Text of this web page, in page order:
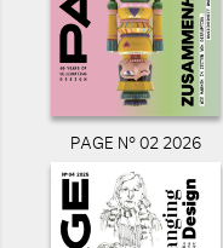
PAGE N° 02 2026